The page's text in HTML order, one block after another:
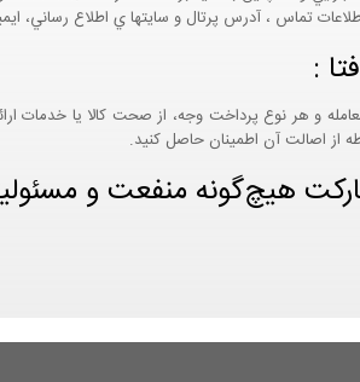
تماس ، آدرس پرتال و سايتها ي اطلاع رساني،
:
و هر نوع پرداخت وجه، از صحت کالا یا خدمات
از اصالت آن اطمینان حاصل کنید.
هیچ‌گونه منفعت و